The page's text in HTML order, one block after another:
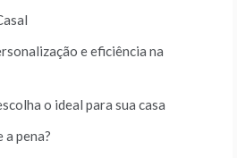
e eficiência na
o ideal para sua casa
pena?